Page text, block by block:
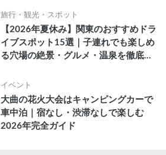
旅行・観光・スポット
【2026年夏休み】関東のおすすめドラ
イブスポット15選｜子連れでも楽しめ
る穴場の絶景・グルメ・温泉を徹底解
イベント
大曲の花火大会はキャンピングカーで
車中泊｜宿なし・渋滞なしで楽しむ
2026年完全ガイド